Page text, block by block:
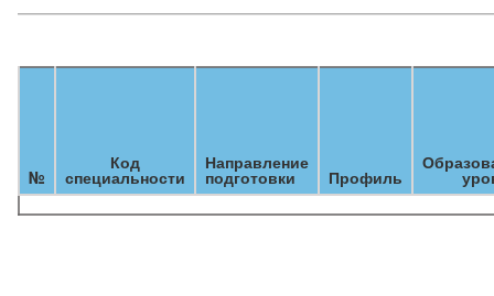
№
Код
специальности
Направление
подготовки Профиль